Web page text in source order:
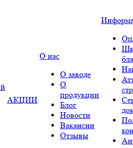
АКЦИИ
О нас
О заводе
О
продукции
Блог
Новости
Вакансии
Отзывы